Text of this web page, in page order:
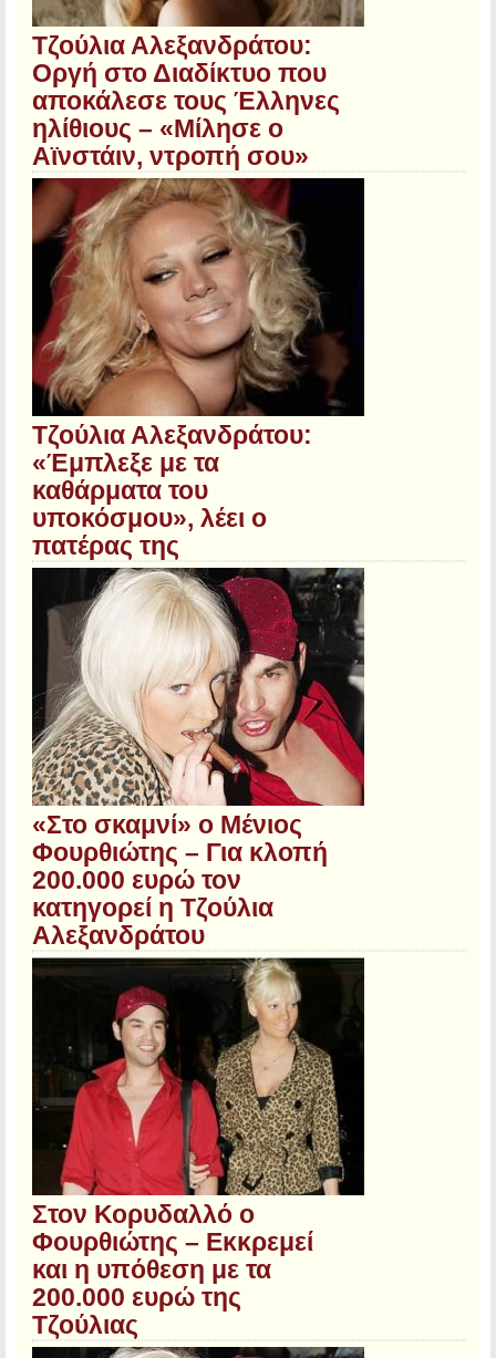
Τζούλια Αλεξανδράτου:
Οργή στο Διαδίκτυο που
αποκάλεσε τους Έλληνες
ηλίθιους – «Μίλησε ο
Αϊνστάιν, ντροπή σου»
Τζούλια Αλεξανδράτου:
«Έμπλεξε με τα
καθάρματα του
υποκόσμου», λέει ο
πατέρας της
«Στο σκαμνί» ο Μένιος
Φουρθιώτης – Για κλοπή
200.000 ευρώ τον
κατηγορεί η Τζούλια
Αλεξανδράτου
Στον Κορυδαλλό ο
Φουρθιώτης – Εκκρεμεί
και η υπόθεση με τα
200.000 ευρώ της
Τζούλιας